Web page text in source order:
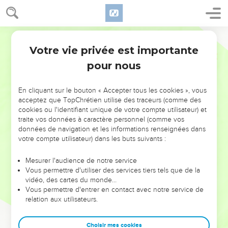
NE MANQUEZ PAS L’ÉVÉNEMENT
DE L’ANNÉE !
ET SI LEURS ERREURS POUVAIENT VOUS ÉVITER LES
VOTRES ?
leur foi ou leur vision. Mais on voit moins les doutes, les erreurs
et les saisons difficiles qu'ils ont traversés, alors même que ce
sont elles qui les ont façonnés.
Dans cette conférence, leaders, entrepreneurs, et responsables
clés pour avancer avec plus de sagesse afin que leurs erreurs
Votre vie privée est importante
pour nous
En cliquant sur le bouton « Accepter tous les cookies », vous
acceptez que TopChrétien utilise des traceurs (comme des
cookies ou l'identifiant unique de votre compte utilisateur) et
traite vos données à caractère personnel (comme vos
données de navigation et les informations renseignées dans
votre compte utilisateur) dans les buts suivants :
Mesurer l'audience de notre service
Vous permettre d'utiliser des services tiers tels que de la
vidéo, des cartes du monde…
Vous permettre d'entrer en contact avec notre service de
relation aux utilisateurs.
Choisir mes cookies